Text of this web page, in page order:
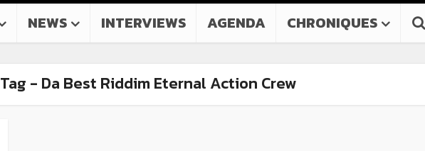
NEWS INTERVIEWS AGENDA CHRONIQUES
Tag - Da Best Riddim Eternal Action Crew